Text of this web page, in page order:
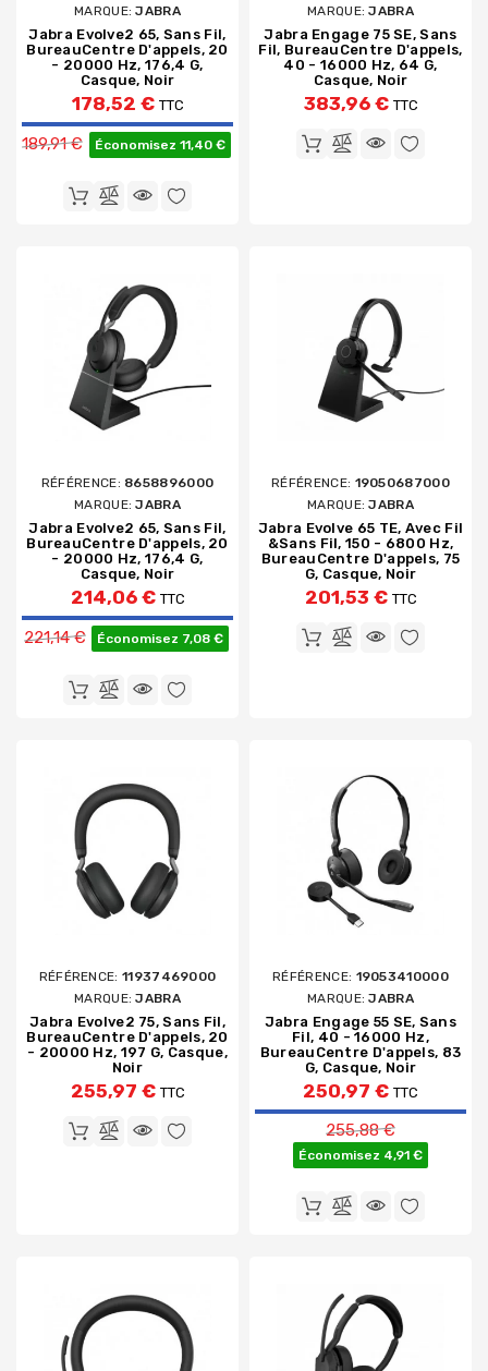
MARQUE:JABRA
Jabra Evolve2 65, Sans Fil,
BureauCentre D'appels, 20
- 20000 Hz, 176,4 G,
Casque, Noir
178,52 € TTC
Prix de base
189,91 € Économisez 11,40 €
MARQUE:JABRA
Jabra Engage 75 SE, Sans
Fil, BureauCentre D'appels,
40 - 16000 Hz, 64 G,
Casque, Noir
383,96 € TTC
RÉFÉRENCE: 8658896000
MARQUE:JABRA
Jabra Evolve2 65, Sans Fil,
BureauCentre D'appels, 20
- 20000 Hz, 176,4 G,
Casque, Noir
214,06 € TTC
Prix de base
221,14 € Économisez 7,08 €
RÉFÉRENCE: 19050687000
MARQUE:JABRA
Jabra Evolve 65 TE, Avec Fil
&sans Fil, 150 - 6800 Hz,
BureauCentre D'appels, 75
G, Casque, Noir
201,53 € TTC
RÉFÉRENCE: 11937469000
MARQUE:JABRA
Jabra Evolve2 75, Sans Fil,
BureauCentre D'appels, 20
- 20000 Hz, 197 G, Casque,
Noir
255,97 € TTC
RÉFÉRENCE: 19053410000
MARQUE:JABRA
Jabra Engage 55 SE, Sans
Fil, 40 - 16000 Hz,
BureauCentre D'appels, 83
G, Casque, Noir
250,97 € TTC
Prix de base
255,88 €
Économisez 4,91 €